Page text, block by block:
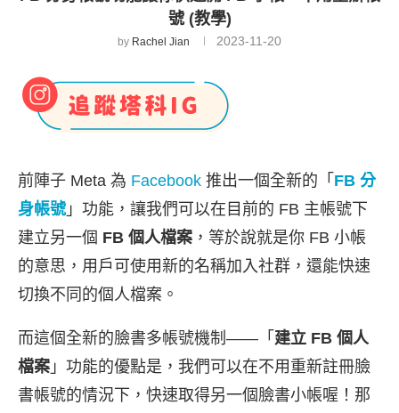
號 (教學)
by Rachel Jian 2023-11-20
前陣子 Meta 為 Facebook 推出一個全新的「 FB 分
身帳號」功能，讓我們可以在目前的 FB 主帳號下
建立另一個 FB 個人檔案 ，等於說就是你 FB 小帳
的意思，用戶可使用新的名稱加入社群，還能快速
切換不同的個人檔案。
而這個全新的臉書多帳號機制——「 建立 FB 個人
檔案 」功能的優點是，我們可以在不用重新註冊臉
書帳號的情況下，快速取得另一個臉書小帳喔！那